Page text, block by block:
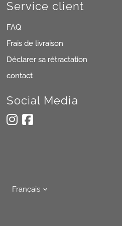
Service client
FAQ
Frais de livraison
Déclarer sa rétractation
contact
Social Media
Langue
Français